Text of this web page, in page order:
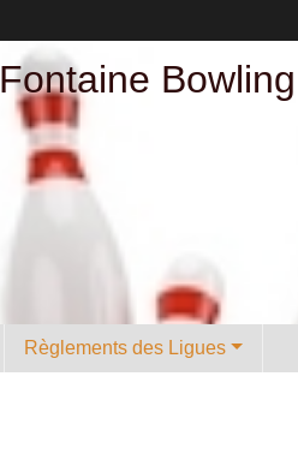
Fontaine
Règlements des Ligues